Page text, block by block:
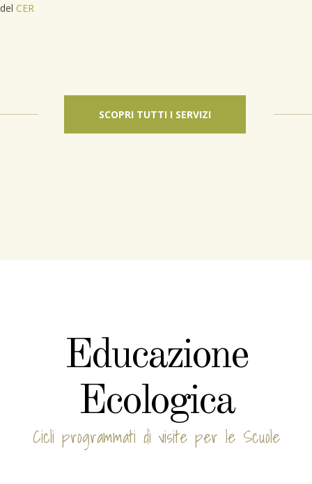
del CER
SCOPRI TUTTI I SERVIZI
Educazione
Ecologica
Cicli programmati di visite per le Scuole